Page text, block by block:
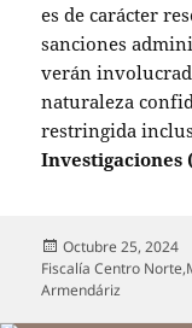
es de carácter
sanciones
verán
naturaleza
restringida
Investigaciones
Publicado
el
Octubre 25, 2024
Fiscalía Centro Norte,
Armendáriz